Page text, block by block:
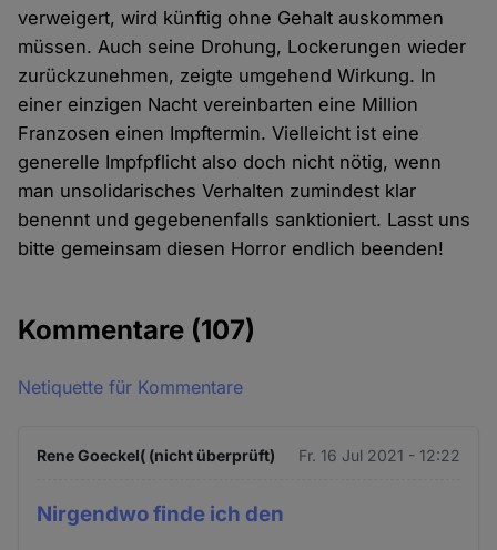
verweigert, wird künftig ohne Gehalt auskommen
müssen. Auch seine Drohung, Lockerungen wieder
zurückzunehmen, zeigte umgehend Wirkung. In
einer einzigen Nacht vereinbarten eine Million
Franzosen einen Impftermin. Vielleicht ist eine
generelle Impfpflicht also doch nicht nötig, wenn
man unsolidarisches Verhalten zumindest klar
benennt und gegebenenfalls sanktioniert. Lasst uns
bitte gemeinsam diesen Horror endlich beenden!
Kommentare (107)
Netiquette für Kommentare
Rene Goeckel( (nicht überprüft) Fr. 16 Jul 2021 - 12:22
Nirgendwo finde ich den